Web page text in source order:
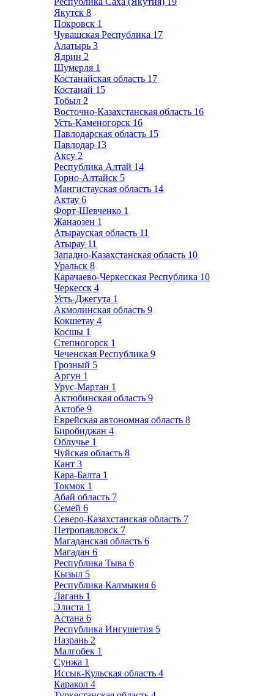
Якутск 8
Покровск 1
Чувашская Республика 17
Алатырь 3
Ядрин 2
Шумерля 1
Костанайская область 17
Костанай 15
Тобыл 2
Восточно-Казахстанская область 16
Усть-Каменогорск 16
Павлодарская область 15
Павлодар 13
Аксу 2
Республика Алтай 14
Горно-Алтайск 5
Мангистауская область 14
Актау 6
Форт-Шевченко 1
Жанаозен 1
Атырауская область 11
Атырау 11
Западно-Казахстанская область 10
Уральск 8
Карачаево-Черкесская Республика 10
Черкесск 4
Усть-Джегута 1
Акмолинская область 9
Кокшетау 4
Косшы 1
Степногорск 1
Чеченская Республика 9
Грозный 5
Аргун 1
Урус-Мартан 1
Актюбинская область 9
Актобе 9
Еврейская автономная область 8
Биробиджан 4
Облучье 1
Чуйская область 8
Кант 3
Кара-Балта 1
Токмок 1
Абай область 7
Семей 6
Северо-Казахстанская область 7
Петропавловск 7
Магаданская область 6
Магадан 6
Республика Тыва 6
Кызыл 5
Республика Калмыкия 6
Лагань 1
Элиста 1
Астана 6
Республика Ингушетия 5
Назрань 2
Малгобек 1
Сунжа 1
Иссык-Кульская область 4
Каракол 4